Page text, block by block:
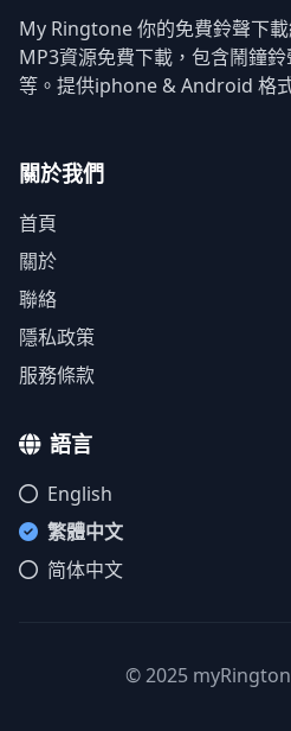
My Ringtone 你的免費鈴聲下
MP3資源免費下載，包含鬧鐘
等。提供iphone & Android 格
關於我們
首頁
關於
聯絡
隱私政策
服務條款
語言
English
繁體中文
简体中文
© 2025